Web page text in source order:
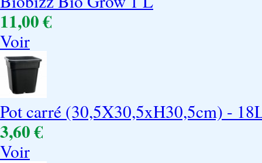
11,00 €
Voir
Pot carré (30,5X30,5xH30,5cm) -
3,60 €
Voir